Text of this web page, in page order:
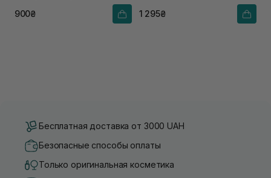
900₴ 1 295₴
Бесплатная доставка от 3000 UAH
Безопасные способы оплаты
Только оригинальная косметика